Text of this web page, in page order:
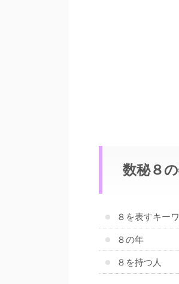
数秘８
８を表すキー
８の年
８を持つ人